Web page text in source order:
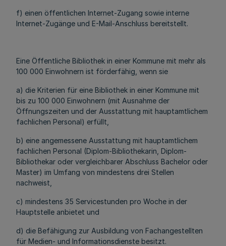
f) einen öffentlichen Internet-Zugang sowie interne
Internet-Zugänge und E-Mail-Anschluss bereitstellt.
Eine Öffentliche Bibliothek in einer Kommune mit mehr als
100 000 Einwohnern ist förderfähig, wenn sie
a) die Kriterien für eine Bibliothek in einer Kommune mit
bis zu 100 000 Einwohnern (mit Ausnahme der
Öffnungszeiten und der Ausstattung mit hauptamtlichem
fachlichen Personal) erfüllt,
b) eine angemessene Ausstattung mit hauptamtlichem
fachlichen Personal (Diplom-Bibliothekarin, Diplom-
Bibliothekar oder vergleichbarer Abschluss Bachelor oder
Master) im Umfang von mindestens drei Stellen
nachweist,
c) mindestens 35 Servicestunden pro Woche in der
Hauptstelle anbietet und
d) die Befähigung zur Ausbildung von Fachangestellten
für Medien- und Informationsdienste besitzt.